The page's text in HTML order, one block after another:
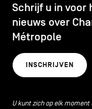
Schrijf u in voor
nieuws over
Métropole
INSCHRIJVEN
U kunt zich op elk moment